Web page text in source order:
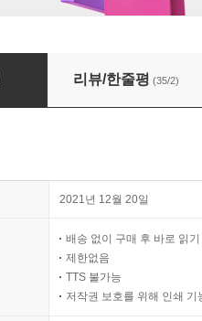
리뷰/한줄평 (35/2)
2021년 12월 20일
배송 없이 구매 후 바로 읽기
제한없음
TTS 불가능
저작권 보호를 위해 인쇄 기